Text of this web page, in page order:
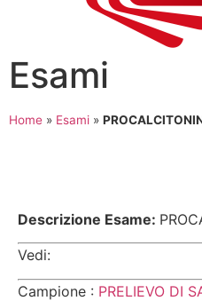
Esami
Home » Esami »
Descrizione Esame:
Vedi:
Campione : PRELIEVO DI